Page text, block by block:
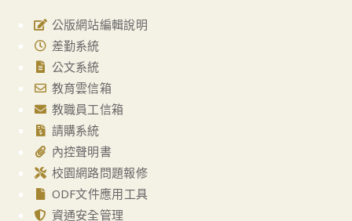
公版網站編輯說明
差勤系統
公文系統
教育雲信箱
教職員工信箱
請購系統
內控聲明書
校園網路問題報修
ODF文件應用工具
資通安全管理